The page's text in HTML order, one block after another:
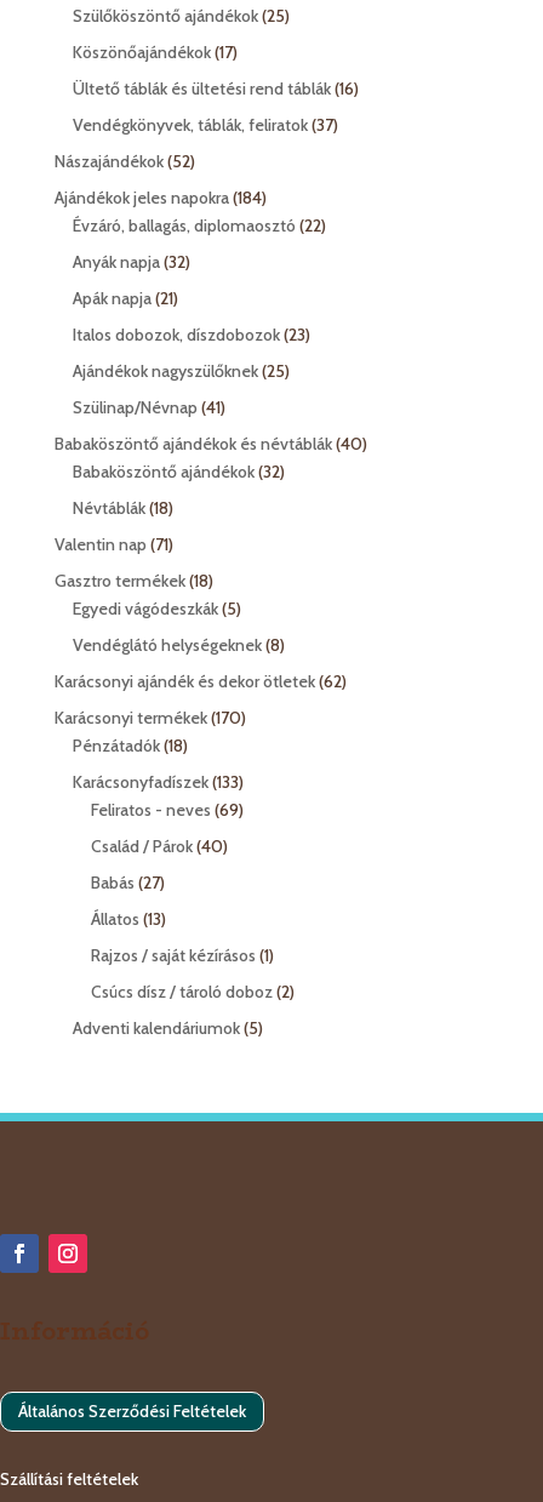
Szülőköszöntő ajándékok 2525
Köszönőajándékok 1717
termék
Ültető táblák és ültetési rend táblák 1616
Vendégkönyvek, táblák, feliratok 3737
Nászajándékok 5252
termék
Ajándékok jeles napokra 184184
termék
Évzáró, ballagás, diplomaosztó 2222
Anyák napja 3232
Apák napja 2121
termék
Italos dobozok, díszdobozok 2323
Ajándékok nagyszülőknek 2525
Szülinap/Névnap 4141
termék
Babaköszöntő ajándékok és névtáblák 4040
Babaköszöntő ajándékok 3232
Névtáblák 1818
termék
Valentin nap 7171
termék
Gasztro termékek 1818
termék
Egyedi vágódeszkák 55
termék
Vendéglátó helységeknek 88
termék
Karácsonyi ajándék és dekor ötletek 6262
Karácsonyi termékek 170170
Pénzátadók 1818
termék
Karácsonyfadíszek 133133
termék
Feliratos - neves 6969
Család / Párok 4040
Babás 2727
termék
Állatos 1313
termék
Rajzos / saját kézírásos 11
termék
Csúcs dísz / tároló doboz 22
Adventi kalendáriumok 55
Információ
Általános Szerződési Feltételek
Szállítási feltételek